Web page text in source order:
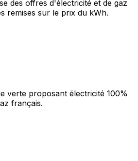
des offres d'électricité et de gaz
remises sur le prix du kWh.
verte proposant électricité 100%
français.